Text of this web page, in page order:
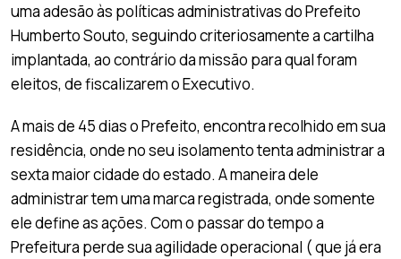
uma adesão às políticas administrativas do Prefeito
Humberto Souto, seguindo criteriosamente a cartilha
implantada, ao contrário da missão para qual foram
eleitos, de fiscalizarem o Executivo.
A mais de 45 dias o Prefeito, encontra recolhido em sua
residência, onde no seu isolamento tenta administrar a
sexta maior cidade do estado. A maneira dele
administrar tem uma marca registrada, onde somente
ele define as ações. Com o passar do tempo a
Prefeitura perde sua agilidade operacional ( que já era